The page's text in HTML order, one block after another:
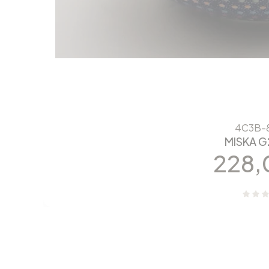
4C3B-
MISKA